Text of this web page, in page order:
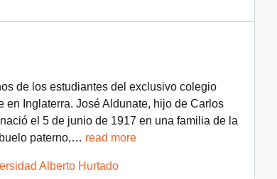
de los estudiantes del exclusivo colegio
en Inglaterra. José Aldunate, hijo de Carlos
el 5 de junio de 1917 en una familia de la
paterno,… read more
Alberto Hurtado